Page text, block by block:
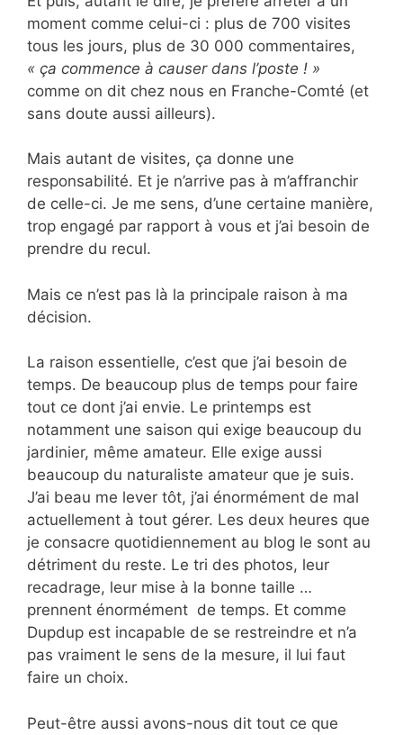
moment comme celui-ci : plus de 700 visites
tous les jours, plus de 30 000 commentaires,
« ça commence à causer dans l’poste ! »
comme on dit chez nous en Franche-Comté (et
sans doute aussi ailleurs).
Mais autant de visites, ça donne une
responsabilité. Et je n’arrive pas à m’affranchir
de celle-ci. Je me sens, d’une certaine manière,
trop engagé par rapport à vous et j’ai besoin de
prendre du recul.
Mais ce n’est pas là la principale raison à ma
décision.
La raison essentielle, c’est que j’ai besoin de
temps. De beaucoup plus de temps pour faire
tout ce dont j’ai envie. Le printemps est
notamment une saison qui exige beaucoup du
jardinier, même amateur. Elle exige aussi
beaucoup du naturaliste amateur que je suis.
J’ai beau me lever tôt, j’ai énormément de mal
actuellement à tout gérer. Les deux heures que
je consacre quotidiennement au blog le sont au
détriment du reste. Le tri des photos, leur
recadrage, leur mise à la bonne taille …
prennent énormément de temps. Et comme
Dupdup est incapable de se restreindre et n’a
pas vraiment le sens de la mesure, il lui faut
faire un choix.
Peut-être aussi avons-nous dit tout ce que